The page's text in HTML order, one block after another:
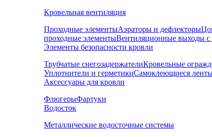
Кровельная вентиляция
Проходные элементыАэраторы и дефлекторы
проходные элементыВентиляционные выходы с
Элементы безопасности кровли
Трубчатые снегозадержателиКровельные
Уплотнители и герметикиСамоклеющиеся
Аксессуары для кровли
ФлюгерыФартуки
Водосток
Металлические водосточные системы